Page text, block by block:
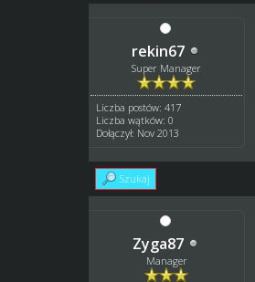
rekin67
Super Manager
Liczba postów: 417
Liczba wątków: 0
Dołączył: Nov 2013
Szukaj
Zyga87
Manager